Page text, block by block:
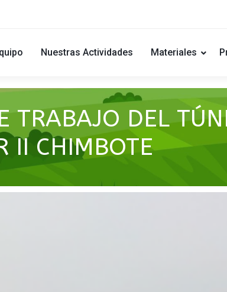
Nuestras Actividades Materiales
TRABAJO DEL
II CHIMBOTE